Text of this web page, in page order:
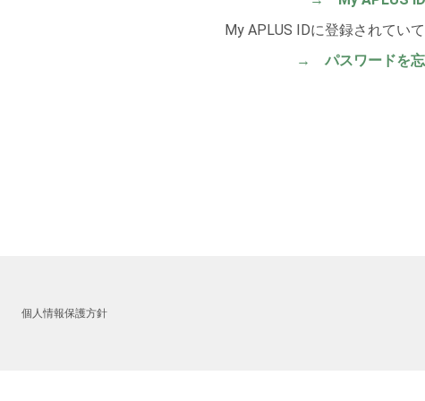
My APLUS IDに登録されてい
→ パスワードを忘
個人情報保護方針